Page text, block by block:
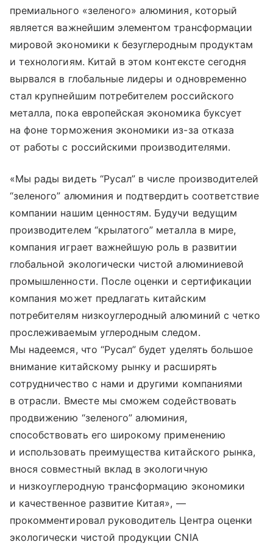
премиального «зеленого» алюминия, который
является важнейшим элементом трансформации
мировой экономики к безуглеродным продуктам
и технологиям. Китай в этом контексте сегодня
вырвался в глобальные лидеры и одновременно
стал крупнейшим потребителем российского
металла, пока европейская экономика буксует
на фоне торможения экономики из-за отказа
от работы с российскими производителями.
«Мы рады видеть “Русал” в числе производителей
“зеленого” алюминия и подтвердить соответствие
компании нашим ценностям. Будучи ведущим
производителем “крылатого” металла в мире,
компания играет важнейшую роль в развитии
глобальной экологически чистой алюминиевой
промышленности. После оценки и сертификации
компания может предлагать китайским
потребителям низкоуглеродный алюминий с четко
прослеживаемым углеродным следом.
Мы надеемся, что “Русал” будет уделять большое
внимание китайскому рынку и расширять
сотрудничество с нами и другими компаниями
в отрасли. Вместе мы сможем содействовать
продвижению “зеленого” алюминия,
способствовать его широкому применению
и использовать преимущества китайского рынка,
внося совместный вклад в экологичную
и низкоуглеродную трансформацию экономики
и качественное развитие Китая», —
прокомментировал руководитель Центра оценки
экологически чистой продукции CNIA